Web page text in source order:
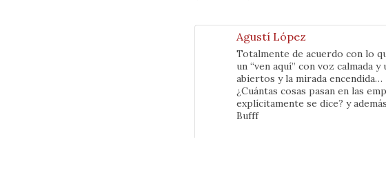
Agustí López
Totalmente de acuerdo con lo
un “ven aquí” con voz calmada
abiertos y la mirada encendida…
¿Cuántas cosas pasan en las
explícitamente se dice? y
Bufff